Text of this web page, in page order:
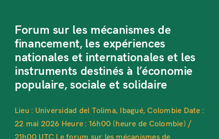
Forum sur les mécanismes de
financement, les expériences
nationales et internationales et les
instruments destinés à l’économie
populaire, sociale et solidaire
Lieu : Universidad del Tolima, Ibagué, Colombie Date :
22 mai 2026 Heure : 16h00 (heure de Colombie) /
21h00 UTC Le forum sur les mécanismes de